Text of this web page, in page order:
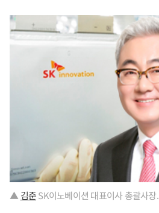
▲김준SK이노베이션 대표이사 총괄사장.